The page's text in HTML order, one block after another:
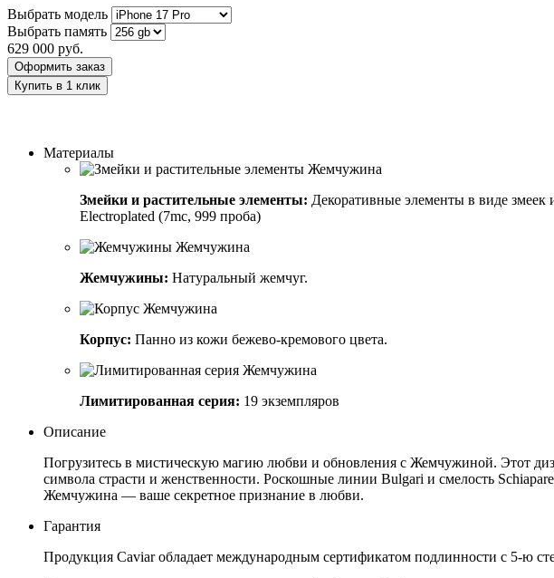
Выбрать модель
Выбрать память
629 000 руб.
Оформить заказ
Купить в 1 клик
Материалы
Змейки и растительные элементы: Декоративные элементы в виде
Electroplated (7mc, 999 проба)
Жемчужины: Натуральный жемчуг.
Корпус: Панно из кожи бежево-кремового цвета.
Лимитированная серия: 19 экземпляров
Описание
Погрузитесь в мистическую магию любви и обновления с Жемчужиной. Этот
символа страсти и женственности. Роскошные линии Bulgari и смелость
Жемчужина — ваше секретное признание в любви.
Гарантия
Продукция Caviar обладает международным сертификатом подлинности с 5-ю